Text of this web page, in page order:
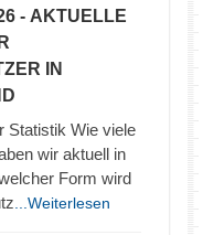
- AKTUELLE
IN
Statistik Wie viele
wir aktuell in
Form wird
...Weiterlesen